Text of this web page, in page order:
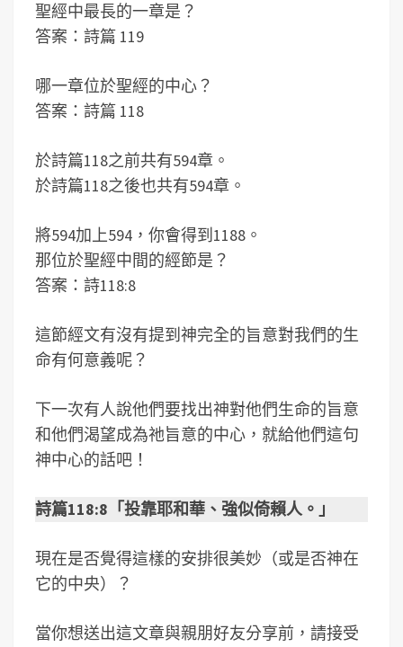
聖經中最長的一章是？
答案：詩篇 119
哪一章位於聖經的中心？
答案：詩篇 118
於詩篇118之前共有594章。
於詩篇118之後也共有594章。
將594加上594，你會得到1188。
那位於聖經中間的經節是？
答案：詩118:8
這節經文有沒有提到神完全的旨意對我們的生
命有何意義呢？
下一次有人說他們要找出神對他們生命的旨意
和他們渴望成為祂旨意的中心，就給他們這句
神中心的話吧！
詩篇118:8「投靠耶和華、強似倚賴人。」
現在是否覺得這樣的安排很美妙（或是否神在
它的中央）？
當你想送出這文章與親朋好友分享前，請接受